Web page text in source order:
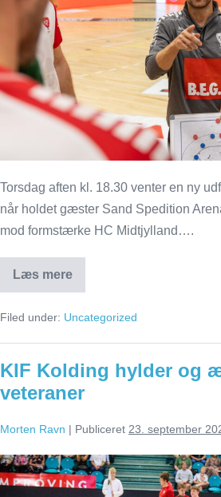
udekamp
mod
HC
Midtjylland
Torsdag aften kl. 18.30 venter en ny
når holdet gæster Sand Spedition
mod formstærke HC Midtjylland….
Læs mere
KIF
Kolding
til
udekamp
HC
Midtjylland
Filed under: Uncategorized
KIF Kolding hylder og
veteraner
Morten Ravn | Publiceret 23. september
KIF
Kolding